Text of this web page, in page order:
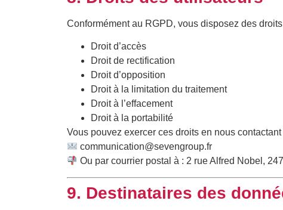
Conformément au RGPD, vous disposez des
Droit d’accès
Droit de rectification
Droit d’opposition
Droit à la limitation du traitement
Droit à l’effacement
Droit à la portabilité
Vous pouvez exercer ces droits en nous contactant
communication@sevengroup.fr
Ou par courrier postal à : 2 rue Alfred Nobel,
9. Destinataires des